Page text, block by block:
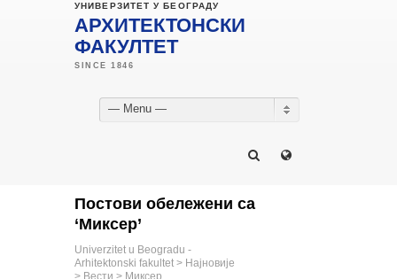
УНИВЕРЗИТЕТ У БЕОГРАДУ
АРХИТЕКТОНСКИ
ФАКУЛТЕТ
— Menu —
Постови обележени са
‘Миксер’
Univerzitet u Beogradu -
Arhitektonski fakultet > Најновије
> Вести > Миксер